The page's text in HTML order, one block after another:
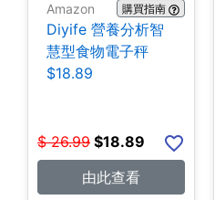
Amazon 購買指南
Diyife 營養分析智
慧型食物電子秤
$18.89
$ 26.99 $18.89
由此查看